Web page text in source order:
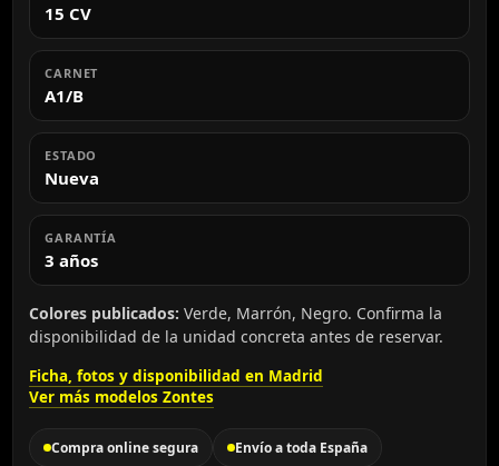
15 CV
CARNET
A1/B
ESTADO
Nueva
GARANTÍA
3 años
Colores publicados: Verde, Marrón, Negro. Confirma la
disponibilidad de la unidad concreta antes de reservar.
Ficha, fotos y disponibilidad en Madrid
Ver más modelos Zontes
Compra online segura Envío a toda España